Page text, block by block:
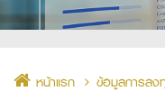
หน้าแรก ข้อมูลการลง